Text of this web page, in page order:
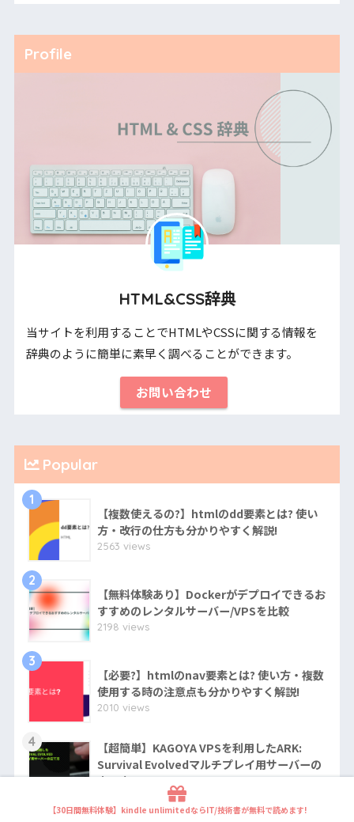
Profile
HTML&CSS辞典
当サイトを利用することでHTMLやCSSに関する情報を
辞典のように簡単に素早く調べることができます。
お問い合わせ
Popular
1
【複数使えるの?】htmlのdd要素とは? 使い
方・改行の仕方も分かりやすく解説!
2563 views
2
【無料体験あり】Dockerがデプロイできるお
すすめのレンタルサーバー/VPSを比較
2198 views
3
【必要?】htmlのnav要素とは? 使い方・複数
使用する時の注意点も分かりやすく解説!
2010 views
4
【超簡単】KAGOYA VPSを利用したARK:
Survival Evolvedマルチプレイ用サーバーの
立て方
【30日間無料体験】kindle unlimitedならIT/技術書が無料で読めます!